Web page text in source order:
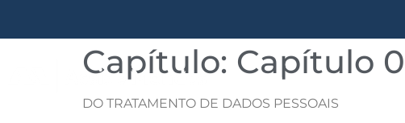
Quem somos
Capítulo: Capítulo
DO TRATAMENTO DE DADOS PESSOAIS